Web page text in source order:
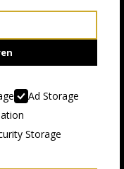
Ad Storage
Storage